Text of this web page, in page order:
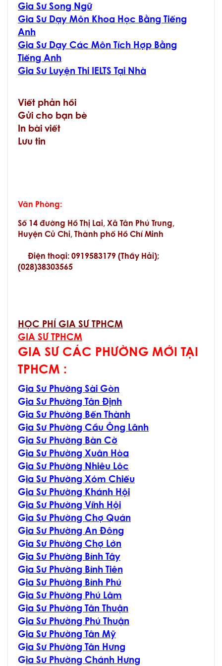
Gia Sư Song Ngữ
Gia Sư Dạy Môn Khoa Học Bằng Tiếng
Anh
Gia Sư Dạy Các Môn Tích Hợp Bằng
Tiếng Anh
Gia Sư Luyện Thi IELTS Tại Nhà
Viết phản hồi
Gửi cho bạn bè
In bài viết
Lưu tin
Văn Phòng:
Số 14 đường Hồ Thị Lai, Xã Tân Phú Trung,
Huyện Củ Chi, Thành phố Hồ Chí Minh
Điện thoại: 0919583179 (Thầy Hải);
(028)38303565
HỌC PHÍ GIA SƯ TPHCM
GIA SƯ TPHCM
GIA SƯ CÁC PHƯỜNG MỚI TẠI
TPHCM :
Gia Sư Phường Sài Gòn
Gia Sư Phường Tân Định
Gia Sư Phường Bến Thành
Gia Sư Phường Cầu Ông Lãnh
Gia Sư Phường Bàn Cờ
Gia Sư Phường Xuân Hòa
Gia Sư Phường Nhiêu Lôc
Gia Sư Phường Xóm Chiếu
Gia Sư Phường Khánh Hội
Gia Sư Phường Vĩnh Hội
Gia Sư Phường Chợ Quán
Gia Sư Phường An Đông
Gia Sư Phường Chợ Lớn
Gia Sư Phường Bình Tây
Gia Sư Phường Bình Tiên
Gia Sư Phường Bình Phú
Gia Sư Phường Phú Lâm
Gia Sư Phường Tân Thuận
Gia Sư Phường Phú Thuận
Gia Sư Phường Tân Mỹ
Gia Sư Phường Tân Hưng
Gia Sư Phường Chánh Hưng